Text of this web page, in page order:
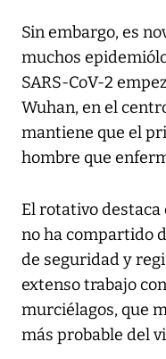
Sin embargo, es
muchos
SARS-CoV-2
Wuhan, en el
mantiene que el
hombre que
El rotativo
no ha compartido
de seguridad y
extenso trabajo
murciélagos, que
más probable del